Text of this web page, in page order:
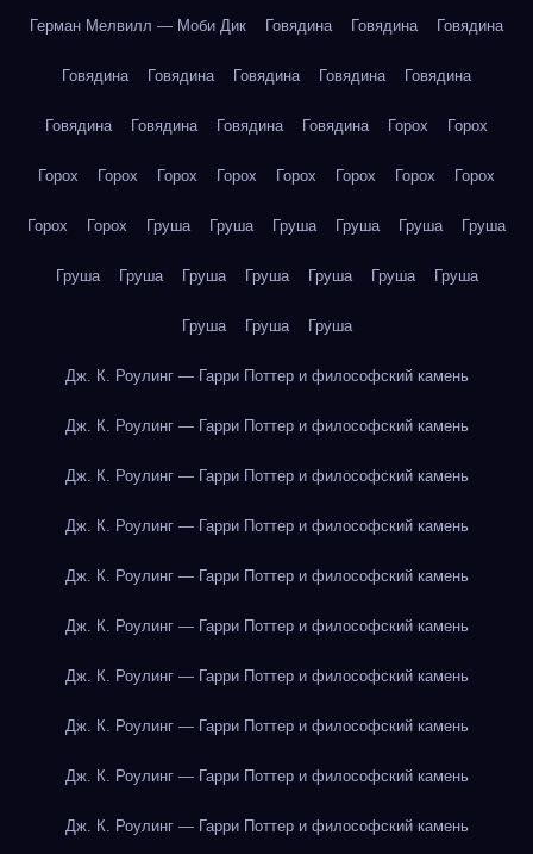
Герман Мелвилл — Моби Дик Говядина Говядина Говядина
Говядина Говядина Говядина Говядина Говядина
Говядина Говядина Говядина Говядина Горох Горох
Горох Горох Горох Горох Горох Горох Горох Горох
Горох Горох Груша Груша Груша Груша Груша Груша
Груша Груша Груша Груша Груша Груша Груша
Груша Груша Груша
Дж. К. Роулинг — Гарри Поттер и философский камень
Дж. К. Роулинг — Гарри Поттер и философский камень
Дж. К. Роулинг — Гарри Поттер и философский камень
Дж. К. Роулинг — Гарри Поттер и философский камень
Дж. К. Роулинг — Гарри Поттер и философский камень
Дж. К. Роулинг — Гарри Поттер и философский камень
Дж. К. Роулинг — Гарри Поттер и философский камень
Дж. К. Роулинг — Гарри Поттер и философский камень
Дж. К. Роулинг — Гарри Поттер и философский камень
Дж. К. Роулинг — Гарри Поттер и философский камень